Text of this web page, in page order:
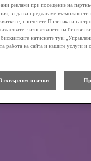
повече се увеличават
реклами при посещение на
за да ви предлагаме възможности
прочетете Политика и
с използването на
натиснете тук:
работа на сайта и нашите услуги и
всички